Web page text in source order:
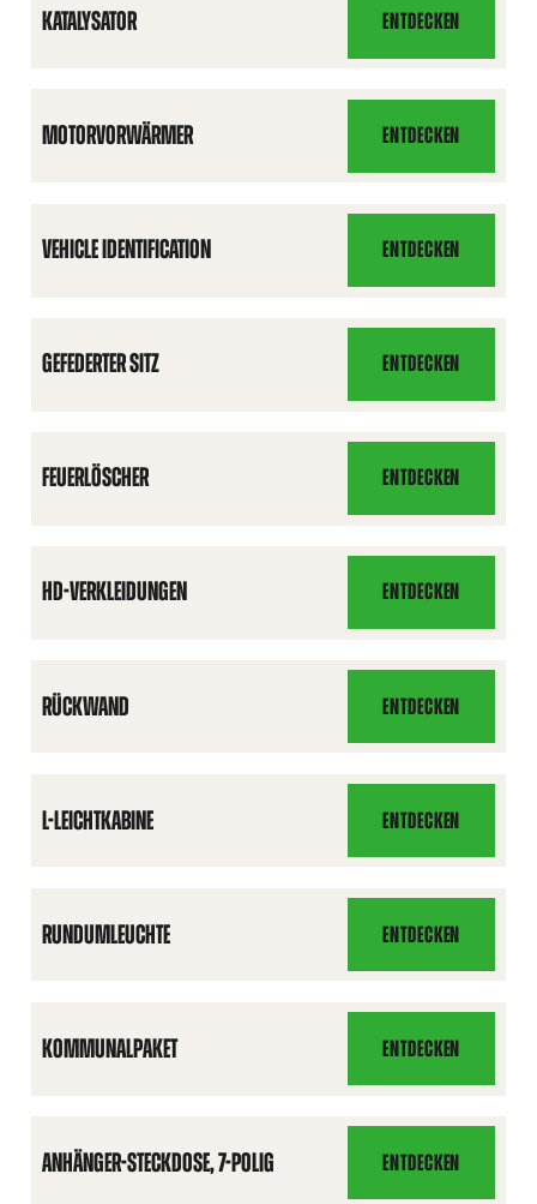
LADER
KATALYSATOR ENTDECKEN
KATALYSATOR
MOTORVORWÄRMER ENTDECKEN
MOTORVORWÄRMER
VEHICLE IDENTIFICATION ENTDECKEN
VEHICLE
IDENTIFICATION
GEFEDERTER SITZ ENTDECKEN
GEFEDERTER
SITZ
FEUERLÖSCHER ENTDECKEN
FEUERLÖSCHER
HD-VERKLEIDUNGEN ENTDECKEN
HD-
VERKLEIDUNGEN
RÜCKWAND ENTDECKEN
RÜCKWAND
L-LEICHTKABINE ENTDECKEN
L-
LEICHTKABINE
RUNDUMLEUCHTE ENTDECKEN
RUNDUMLEUCHTE
KOMMUNALPAKET ENTDECKEN
KOMMUNALPAKET
ANHÄNGER-STECKDOSE, 7-POLIG ENTDECKEN
ANHÄNGER-